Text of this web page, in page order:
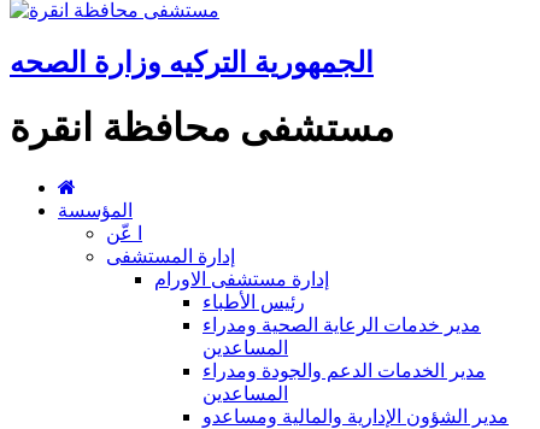
الجمهورية التركيه وزارة الصحه
مستشفى محافظة انقرة
المؤسسة
ا عّن
إدارة المستشفى
إدارة مستشفى الاورام
رئيس الأطباء
مدير خدمات الرعاية الصحية ومدراء
المساعدين
مدير الخدمات الدعم والجودة ومدراء
المساعدين
مدير الشؤون الإدارية والمالية ومساعدو